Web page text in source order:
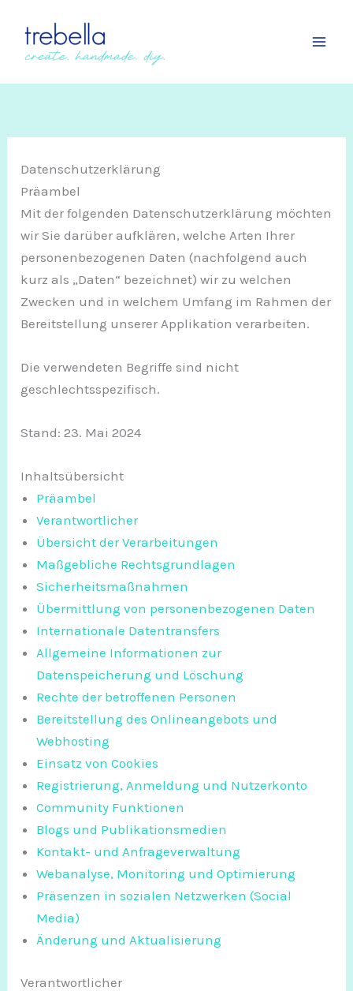
Inhalt
springen
Datenschutzerklärung
Präambel
Mit der folgenden Datenschutzerklärung möchten
wir Sie darüber aufklären, welche Arten Ihrer
personenbezogenen Daten (nachfolgend auch
kurz als „Daten“ bezeichnet) wir zu welchen
Zwecken und in welchem Umfang im Rahmen der
Bereitstellung unserer Applikation verarbeiten.
Die verwendeten Begriffe sind nicht
geschlechtsspezifisch.
Stand: 23. Mai 2024
Inhaltsübersicht
Präambel
Verantwortlicher
Übersicht der Verarbeitungen
Maßgebliche Rechtsgrundlagen
Sicherheitsmaßnahmen
Übermittlung von personenbezogenen Daten
Internationale Datentransfers
Allgemeine Informationen zur
Datenspeicherung und Löschung
Rechte der betroffenen Personen
Bereitstellung des Onlineangebots und
Webhosting
Einsatz von Cookies
Registrierung, Anmeldung und Nutzerkonto
Community Funktionen
Blogs und Publikationsmedien
Kontakt- und Anfrageverwaltung
Webanalyse, Monitoring und Optimierung
Präsenzen in sozialen Netzwerken (Social
Media)
Änderung und Aktualisierung
Verantwortlicher